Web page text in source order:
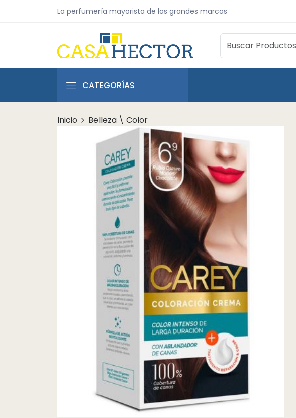
La perfumería mayorista de las grandes marcas
CATEGORÍAS
Inicio Belleza \ Color